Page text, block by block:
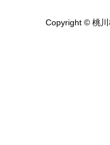
Copyright © 桃川